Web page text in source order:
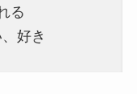
る
好き